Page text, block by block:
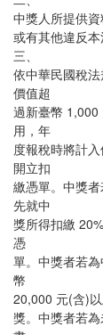
中獎人所提供
或有其他違反
三、
依中華民國稅
價值超
過新臺幣 1,000
用，年
度報稅時將計
開立扣
繳憑單。中獎
先就中
獎所得扣繳
憑
單。中獎者若
幣
20,000 元(含)
獎。中獎者若